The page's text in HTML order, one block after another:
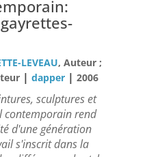
LEVEAU, Auteur ;
|dapper |2006
sculptures et
contemporain rend
d'une génération
s'inscrit dans la